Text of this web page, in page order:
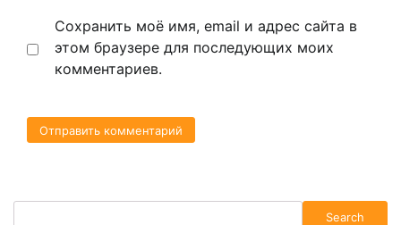
Сохранить моё имя, email и адрес сайта в
этом браузере для последующих моих
комментариев.
Search